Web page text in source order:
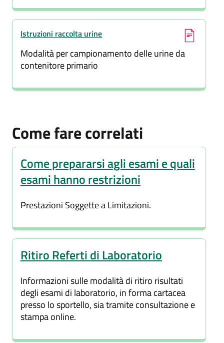
Istruzioni raccolta urine
(si apre in una nuova finestra)
Modalità per campionamento delle urine da
contenitore primario
Come fare correlati
Come prepararsi agli esami e quali
esami hanno restrizioni
Prestazioni Soggette a Limitazioni.
Ritiro Referti di Laboratorio
Informazioni sulle modalità di ritiro risultati
degli esami di laboratorio, in forma cartacea
presso lo sportello, sia tramite consultazione e
stampa online.